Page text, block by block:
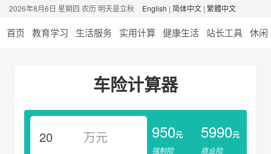
2026年8月6日 星期四 农历 明天是立秋 English | 简体中文 | 繁體中文
首页 教育学习 生活服务 实用计算 健康生活 站长工具 休闲
车险计算器
万元 950元
强制险
5990元
商业险